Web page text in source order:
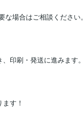
場合はご相談ください。
印刷・発送に進みます。
す！